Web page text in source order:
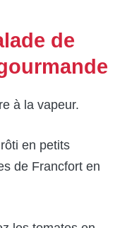
de
à la vapeur.
en petits
de Francfort en